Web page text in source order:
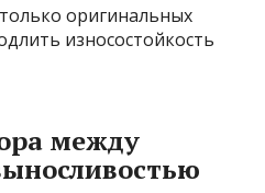
оригинальных
износостойкость
между